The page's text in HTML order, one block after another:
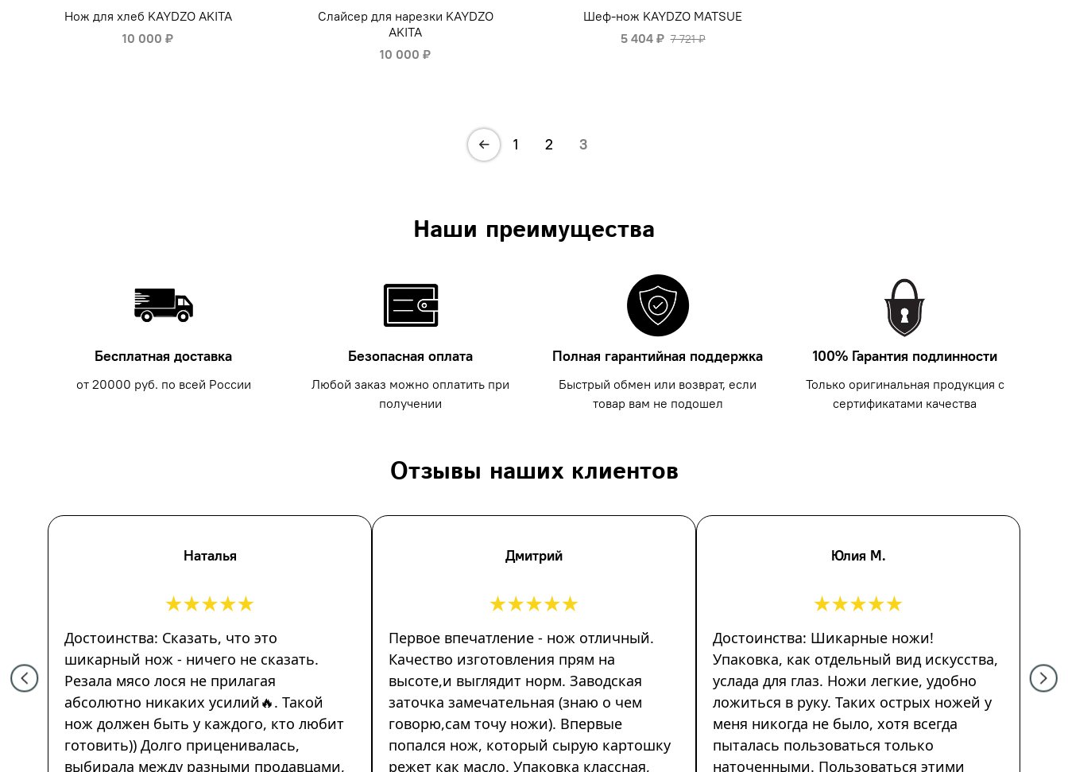
Нож для хлеб KAYDZO AKITA
10 000 ₽
Слайсер для нарезки KAYDZO
AKITA
10 000 ₽
Шеф-нож KAYDZO MATSUE
5 404 ₽ 7 721 ₽
1 2 3
Наши преимущества
Бесплатная доставка
от 20000 руб. по всей России
Безопасная оплата
Любой заказ можно оплатить при
получении
Полная гарантийная поддержка
Быстрый обмен или возврат, если
товар вам не подошел
100% Гарантия подлинности
Только оригинальная продукция с
сертификатами качества
Отзывы наших клиентов
Наталья
Достоинства: Сказать, что это
шикарный нож - ничего не сказать.
Резала мясо лося не прилагая
абсолютно никаких усилий🔥. Такой
нож должен быть у каждого, кто любит
готовить)) Долго приценивалась,
выбирала между разными продавцами,
Дмитрий
Первое впечатление - нож отличный.
Качество изготовления прям на
высоте,и выглядит норм. Заводская
заточка замечательная (знаю о чем
говорю,сам точу ножи). Впервые
попался нож, который сырую картошку
режет как масло. Упаковка классная,
Юлия М.
Достоинства: Шикарные ножи!
Упаковка, как отдельный вид искусства,
услада для глаз. Ножи легкие, удобно
ложиться в руку. Таких острых ножей у
меня никогда не было, хотя всегда
пыталась пользоваться только
наточенными. Пользоваться этими